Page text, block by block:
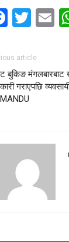
article
बुकिङ मंगलबारबाट
गराएपछि